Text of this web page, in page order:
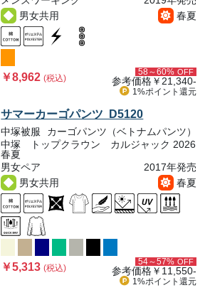
男女共用
春夏
￥8,962(税込)
58～60% OFF
参考価格￥21,340-
1%ポイント 還元
サマーカーゴパンツ D5120
中塚被服
カーゴパンツ（ベトナムパンツ）
中塚 トップクラウン カルジャック 2026
春夏
男女ペア
2017年発売
男女共用
春夏
￥5,313(税込)
54～57% OFF
参考価格￥11,550-
1%ポイント 還元